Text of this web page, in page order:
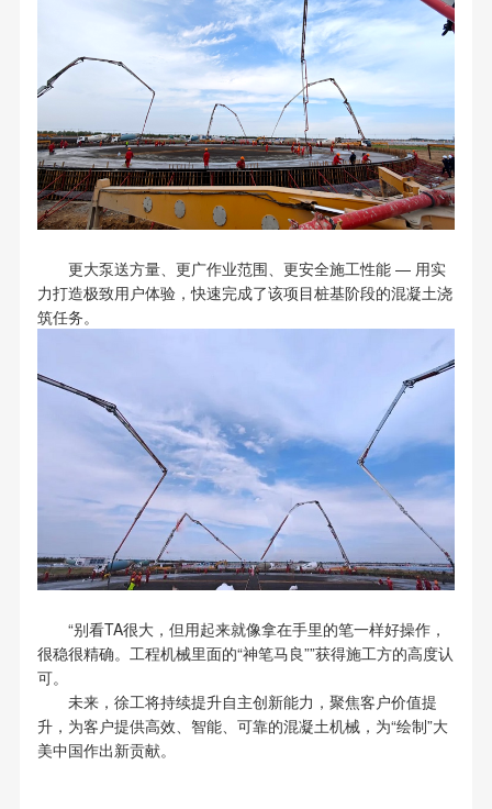
更大泵送方量、更广作业范围、更安全施工性能 — 用实
力打造极致用户体验，快速完成了该项目桩基阶段的混凝土浇
筑任务。
“别看TA很大，但用起来就像拿在手里的笔一样好操作，
很稳很精确。工程机械里面的“神笔马良””获得施工方的高度认
可。
未来，徐工将持续提升自主创新能力，聚焦客户价值提
升，为客户提供高效、智能、可靠的混凝土机械，为“绘制”大
美中国作出新贡献。